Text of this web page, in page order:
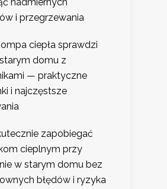
i przegrzewania
ciepła sprawdzi
domu z
— praktyczne
i najczęstsze
zapobiegać
cieplnym przy
w starym domu bez
błędów i ryzyka